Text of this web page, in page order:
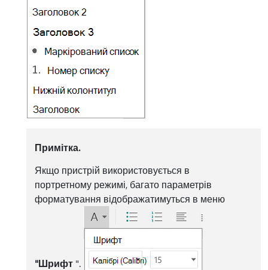
Примітка.
Якщо пристрій використовується в
портретному режимі, багато параметрів
форматування відображатимуться в меню
"Шрифт".